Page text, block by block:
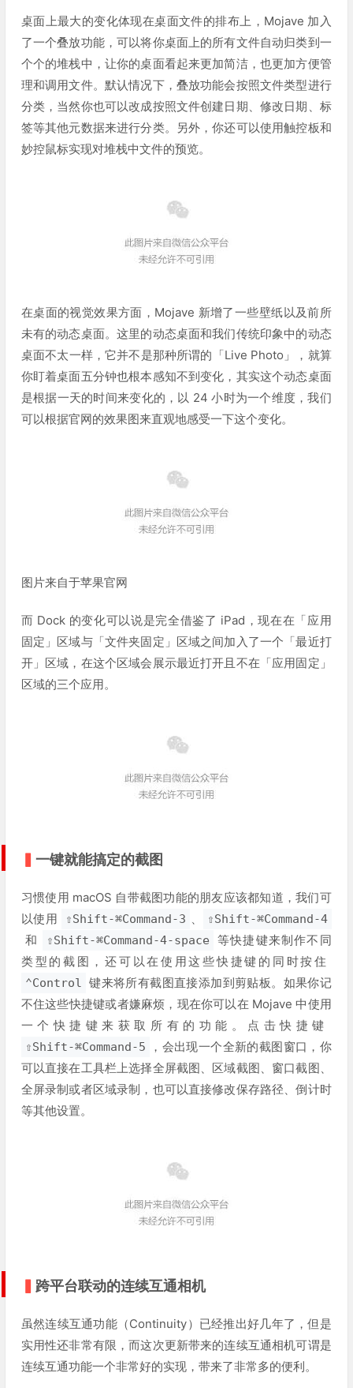
桌面上最大的变化体现在桌面文件的排布上，Mojave 加入
了一个叠放功能，可以将你桌面上的所有文件自动归类到一
个个的堆栈中，让你的桌面看起来更加简洁，也更加方便管
理和调用文件。默认情况下，叠放功能会按照文件类型进行
分类，当然你也可以改成按照文件创建日期、修改日期、标
签等其他元数据来进行分类。另外，你还可以使用触控板和
妙控鼠标实现对堆栈中文件的预览。
在桌面的视觉效果方面，Mojave 新增了一些壁纸以及前所
未有的动态桌面。这里的动态桌面和我们传统印象中的动态
桌面不太一样，它并不是那种所谓的「Live Photo」，就算
你盯着桌面五分钟也根本感知不到变化，其实这个动态桌面
是根据一天的时间来变化的，以 24 小时为一个维度，我们
可以根据官网的效果图来直观地感受一下这个变化。
图片来自于苹果官网
而 Dock 的变化可以说是完全借鉴了 iPad，现在在「应用
固定」区域与「文件夹固定」区域之间加入了一个「最近打
开」区域，在这个区域会展示最近打开且不在「应用固定」
区域的三个应用。
一键就能搞定的截图
习惯使用 macOS 自带截图功能的朋友应该都知道，我们可
以使用
⇧Shift-⌘Command-3 、 ⇧Shift-⌘Command-4
和 ⇧Shift-⌘Command-4-space
等快捷键来制作不同
类型的截图，还可以在使用这些快捷键的同时按住
⌃Control 键来将所有截图直接添加到剪贴板。如果你记
不住这些快捷键或者嫌麻烦，现在你可以在 Mojave 中使用
一个快捷键来获取所有的功能。点击快捷键
⇧Shift-⌘Command-5
，会出现一个全新的截图窗口，你
可以直接在工具栏上选择全屏截图、区域截图、窗口截图、
全屏录制或者区域录制，也可以直接修改保存路径、倒计时
等其他设置。
跨平台联动的连续互通相机
虽然连续互通功能（Continuity）已经推出好几年了，但是
实用性还非常有限，而这次更新带来的连续互通相机可谓是
连续互通功能一个非常好的实现，带来了非常多的便利。